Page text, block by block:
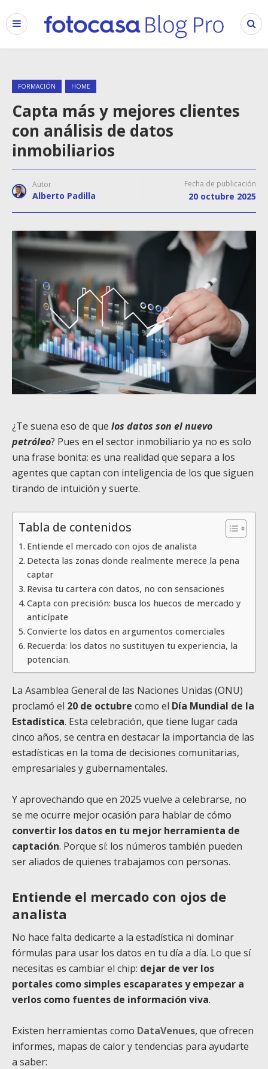
FORMACIÓN HOME
Capta más y mejores clientes
con análisis de datos
inmobiliarios
Autor
Alberto Padilla
Fecha de publicación
20 octubre 2025
¿Te suena eso de que los datos son el nuevo
petróleo? Pues en el sector inmobiliario ya no es solo
una frase bonita: es una realidad que separa a los
agentes que captan con inteligencia de los que siguen
tirando de intuición y suerte.
Tabla de contenidos
Entiende el mercado con ojos de analista
Detecta las zonas donde realmente merece la pena
captar
Revisa tu cartera con datos, no con sensaciones
Capta con precisión: busca los huecos de mercado y
anticípate
Convierte los datos en argumentos comerciales
Recuerda: los datos no sustituyen tu experiencia, la
potencian.
La Asamblea General de las Naciones Unidas (ONU)
proclamó el 20 de octubre como el Día Mundial de la
Estadística. Esta celebración, que tiene lugar cada
cinco años, se centra en destacar la importancia de las
estadísticas en la toma de decisiones comunitarias,
empresariales y gubernamentales.
Y aprovechando que en 2025 vuelve a celebrarse, no
se me ocurre mejor ocasión para hablar de cómo
convertir los datos en tu mejor herramienta de
captación. Porque sí: los números también pueden
ser aliados de quienes trabajamos con personas.
Entiende el mercado con ojos de
analista
No hace falta dedicarte a la estadística ni dominar
fórmulas para usar los datos en tu día a día. Lo que sí
necesitas es cambiar el chip: dejar de ver los
portales como simples escaparates y empezar a
verlos como fuentes de información viva.
Existen herramientas como DataVenues, que ofrecen
informes, mapas de calor y tendencias para ayudarte
a saber: